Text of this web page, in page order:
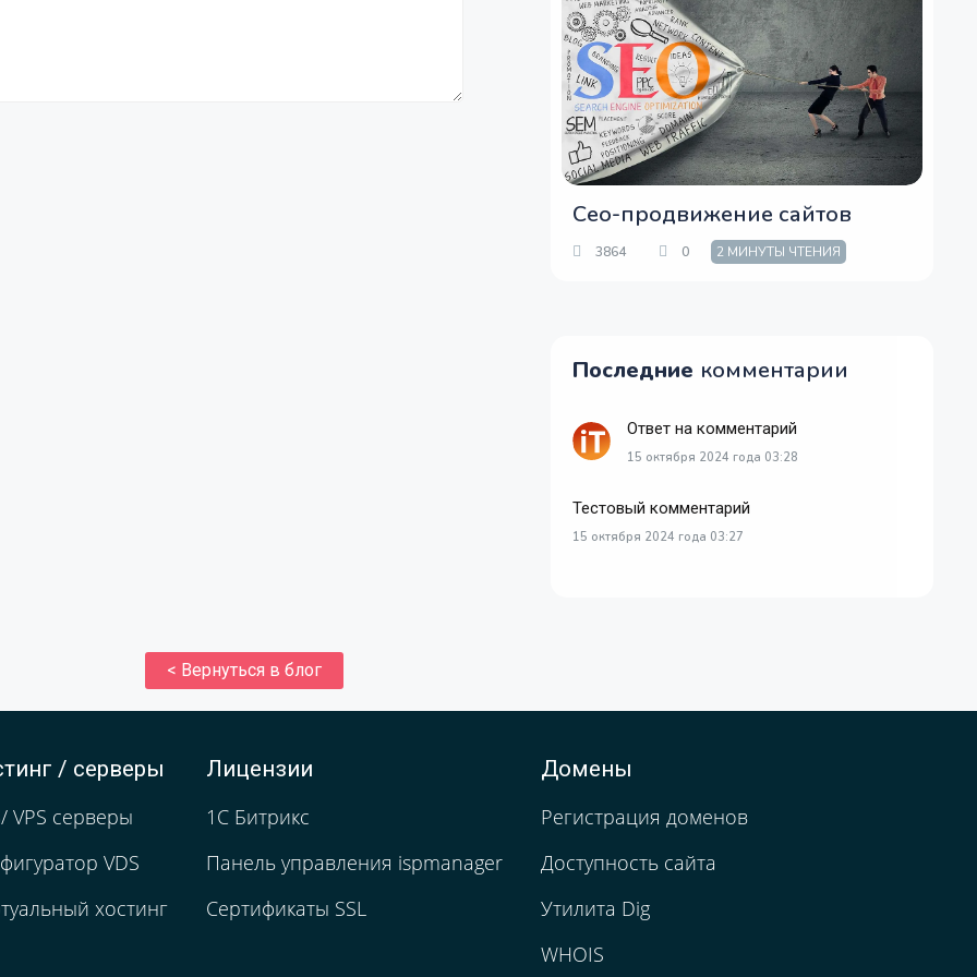
Сео-продвижение сайтов
3864 0 2 МИНУТЫ ЧТЕНИЯ
Последние комментарии
Ответ на комментарий
15 октября 2024 года 03:28
Тестовый комментарий
15 октября 2024 года 03:27
< Вернуться в блог
/ серверы
VPS серверы
VDS
хостинг
Лицензии
1С Битрикс
Панель управления ispmanager
Сертификаты SSL
Домены
Регистрация доменов
Доступность сайта
Утилита Dig
WHOIS